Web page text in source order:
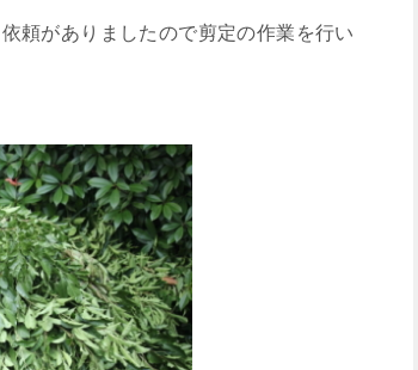
頼がありましたので剪定の作業を行い